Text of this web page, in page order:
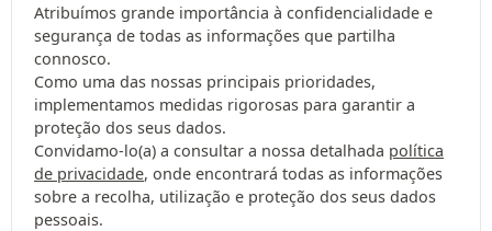
Atribuímos grande importância à confidencialidade e
segurança de todas as informações que partilha
connosco.
Como uma das nossas principais prioridades,
implementamos medidas rigorosas para garantir a
proteção dos seus dados.
Convidamo-lo(a) a consultar a nossa detalhada política
de privacidade, onde encontrará todas as informações
sobre a recolha, utilização e proteção dos seus dados
pessoais.